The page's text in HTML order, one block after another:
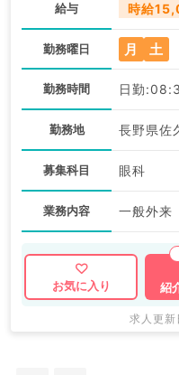
給与 時給
勤務曜日 月 土
勤務時間 日勤
勤務地 長野県佐
募集科目 眼科
業務内容 一般外来
お気に入り
紹
求人更